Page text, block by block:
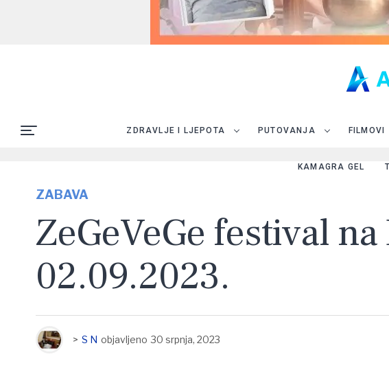
ZDRAVLJE I LJEPOTA PUTOVANJA FILMOVI
KAMAGRA GEL
ZABAVA
ZeGeVeGe festival
02.09.2023.
> S N objavljeno 30 srpnja, 2023